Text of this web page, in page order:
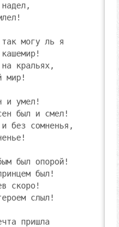
так могу ль я
кральях,
мир!
и умел!
был и смел!
без сомненья,
был опорой!
был!
скоро!
слыл!
пришла